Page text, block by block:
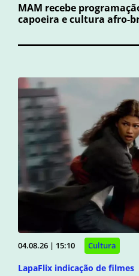
MAM recebe
capoeira e cultura afro-
04.08.26 | 15:10 Cultura
LapaFlix indicação de filmes